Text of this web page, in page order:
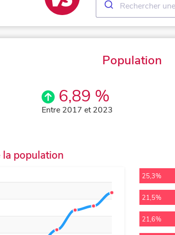
Population
6,89 %
Entre 2017 et 2023
population
25,3%
21,5%
21,6%